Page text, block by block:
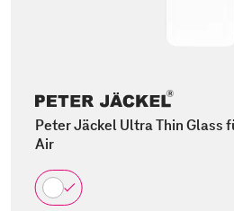
Peter Jäckel Ultra Thin Glass
Air